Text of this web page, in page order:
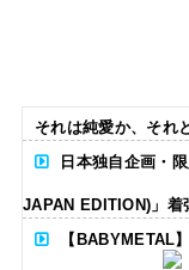
それは純愛か、それ
日本独自企画・
JAPAN EDITION)」着
【BABYMETAL